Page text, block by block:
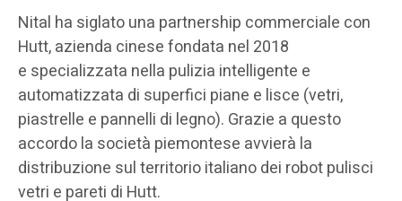
Nital ha siglato una partnership commerciale con
Hutt, azienda cinese fondata nel 2018
e specializzata nella pulizia intelligente e
automatizzata di superfici piane e lisce (vetri,
piastrelle e pannelli di legno). Grazie a questo
accordo la società piemontese avvierà la
distribuzione sul territorio italiano dei robot pulisci
vetri e pareti di Hutt.